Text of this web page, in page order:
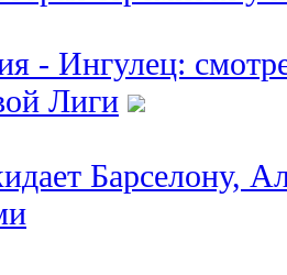
- Ингулец:
Лиги
Барселону,